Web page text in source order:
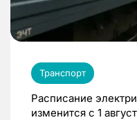
Транспорт
Расписание
изменится с 1